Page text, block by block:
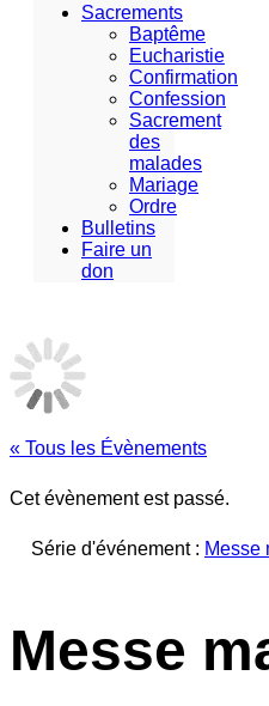
Sacrements
Baptême
Eucharistie
Confirmation
Confession
Sacrement
des
malades
Mariage
Ordre
Bulletins
Faire un
don
« Tous les Évènements
Cet évènement est passé.
Série d'événement : Messe
Messe